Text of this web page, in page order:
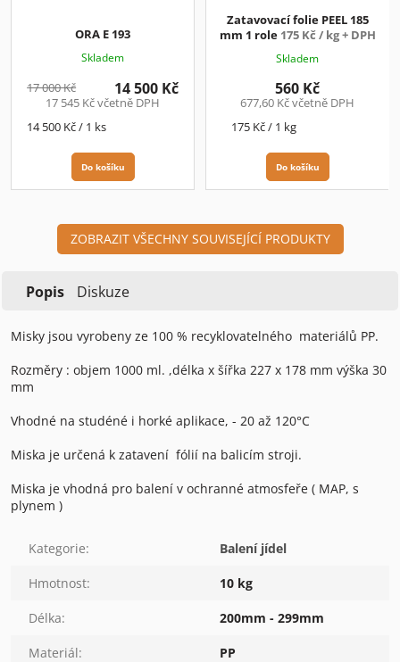
ORA E 193
Skladem
17 000 Kč
17 545 Kč včetně DPH
14 500 Kč
Měrná
14 500 Kč / 1 ks
Do košíku
Zatavovací folie PEEL 185
mm 1 role 175 Kč / kg + DPH
Skladem
677,60 Kč včetně DPH
560 Kč
Měrná
175 Kč / 1 kg
Do košíku
ZOBRAZIT VŠECHNY SOUVISEJÍCÍ PRODUKTY
Popis Diskuze
Misky jsou vyrobeny ze 100 % recyklovatelného materiálů PP.
Rozměry : objem 1000 ml. ,délka x šířka 227 x 178 mm výška 30
mm
Vhodné na studéné i horké aplikace, - 20 až 120°C
Miska je určená k zatavení fólií na balicím stroji.
Miska je vhodná pro balení v ochranné atmosfeře ( MAP, s
plynem )
Kategorie: Balení jídel
Hmotnost: 10 kg
Délka: 200mm - 299mm
Materiál: PP